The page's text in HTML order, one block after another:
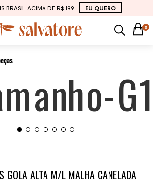
BRASIL ACIMA DE R$ 199 EU QUERO
0
GOLA ALTA M/L MALHA CANELADA